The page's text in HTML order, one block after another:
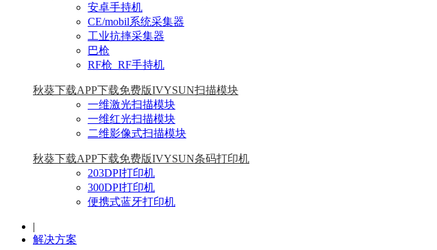
安卓手持机
CE/mobil系统采集器
工业抗摔采集器
巴枪
RF枪_RF手持机
秋葵下载APP下载免费版IVYSUN扫描模块
一维激光扫描模块
一维红光扫描模块
二维影像式扫描模块
秋葵下载APP下载免费版IVYSUN条码打印机
203DPI打印机
300DPI打印机
便携式蓝牙打印机
|
解决方案